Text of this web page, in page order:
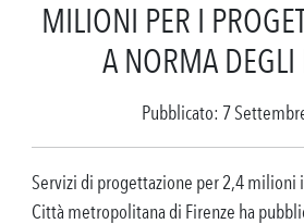
MILIONI PER I
A NORMA DEGLI
Pubblicato: 7
Servizi di progettazione per 2,4 milioni
Città metropolitana di Firenze ha